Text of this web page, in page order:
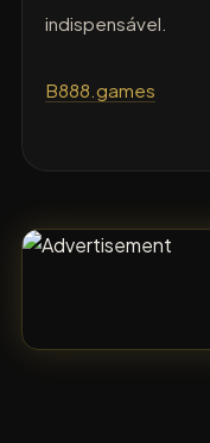
indispensável.
B888.games